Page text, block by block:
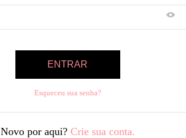
ENTRAR
Esqueceu sua senha?
Novo por aqui? Crie sua conta.